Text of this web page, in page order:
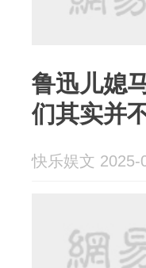
鲁迅儿媳
们其实并
快乐娱文 2025-